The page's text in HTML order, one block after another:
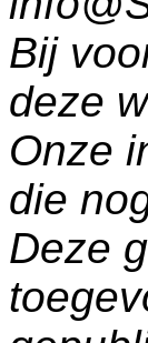
Bij
deze
Onze
die
Deze